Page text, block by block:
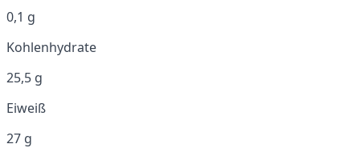
0,1 g
Kohlenhydrate
25,5 g
Eiweiß
27 g